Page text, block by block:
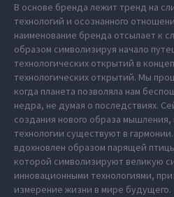
В основе бренда лежит тренд на
технологий и осознанного
наименование бренда отсылает к
образом символизируя начало
технологических открытий в
технологических открытий. Мы
когда планета позволяла нам
недра, не думая о последствиях.
создания нового образа
технологии существуют в
вдохновлен образом парящей
которой символизируют великую
инновационными технологиями,
измерение жизни в мире будущего.